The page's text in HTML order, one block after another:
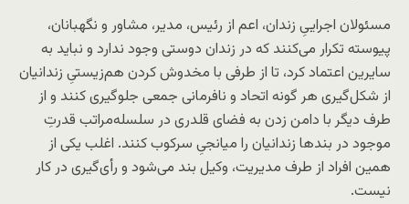
مسئولان اجراییِ زندان، اعم از رئیس، مدیر، مشاور و نگهبانان،
پیوسته تکرار می‌کنند که در زندان دوستی وجود ندارد و نباید به
سایرین اعتماد کرد، تا از طرفی با مخدوش کردن هم‌زیستیِ زندانیان
از شکل‌گیری هر گونه اتحاد و نافرمانی جمعی جلوگیری کنند و از
طرف دیگر با دامن زدن به فضای قلدری در سلسله‌مراتب قدرتِ
موجود در بندها زندانیان را میانجیِ سرکوب ‌کنند. اغلب یکی از
همین افراد از طرف مدیریت، وکیل بند می‌شود و رأی‌گیری در کار
نیست.